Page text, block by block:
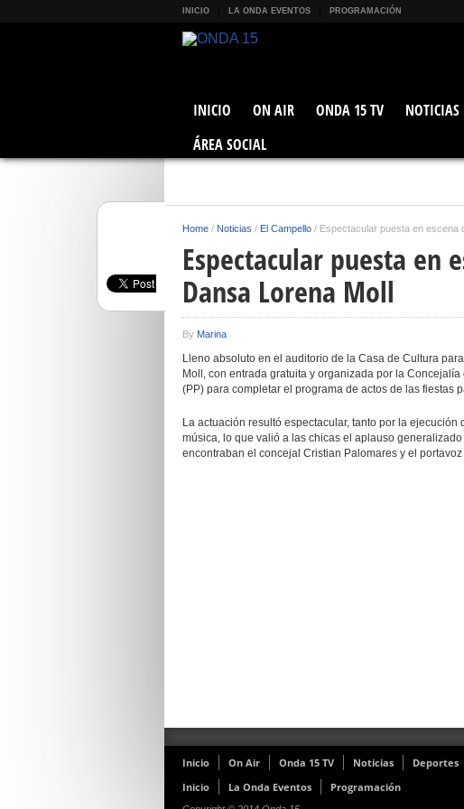
INICIO LA ONDA EVENTOS PROGRAMACIÓN
INICIO ON AIR ONDA 15 TV NOTICIAS
ÁREA SOCIAL
Home / Noticias / El Campello / Espectacular puesta en escena
Espectacular puesta en
Dansa Lorena Moll
By Marina
Lleno absoluto en el auditorio de la Casa de Cultura
Moll, con entrada gratuita y organizada por la
(PP) para completar el programa de actos de las fiestas
La actuación resultó espectacular, tanto por la
música, lo que valió a las chicas el aplauso
encontraban el concejal Cristian Palomares y el
Inicio On Air Onda 15 TV Noticias Deportes
Inicio
La Onda Eventos Programación